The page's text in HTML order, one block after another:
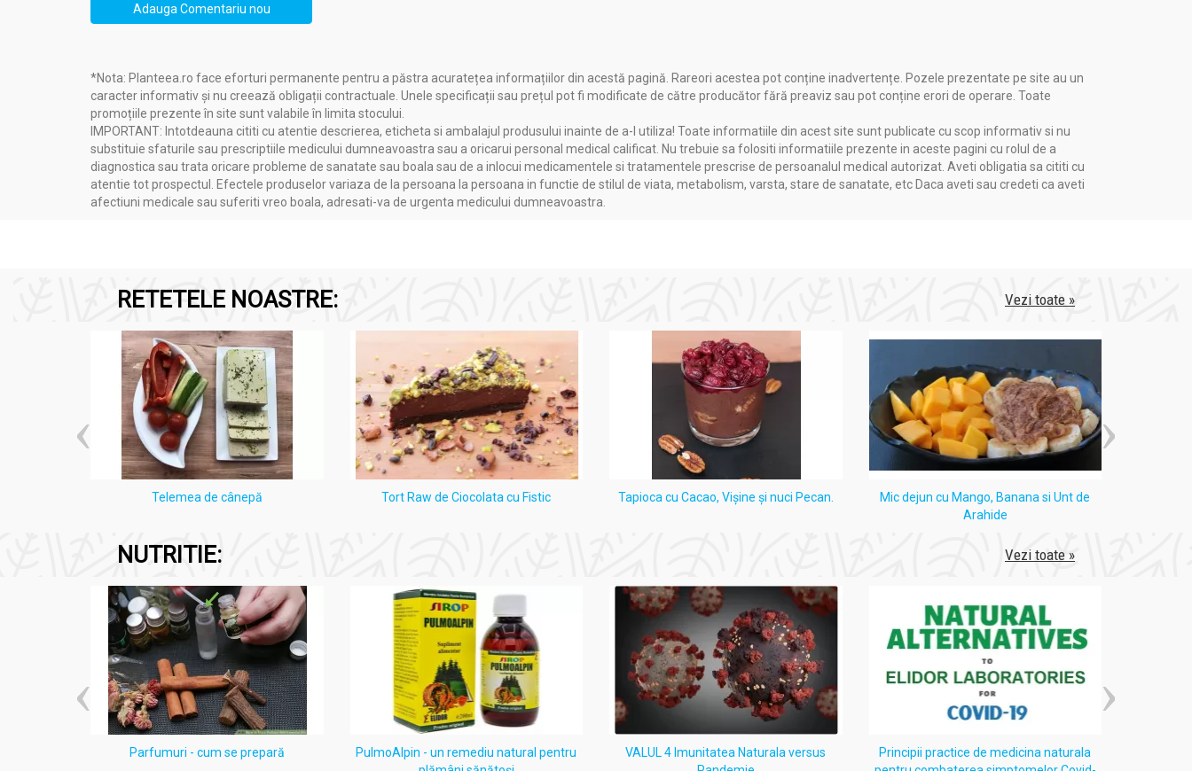
Adauga Comentariu nou
*Nota: Planteea.ro face eforturi permanente pentru a păstra acuratețea informațiilor din acestă pagină. Rareori acestea pot conține inadvertențe. Pozele prezentate pe site au un
caracter informativ și nu creează obligații contractuale. Unele specificații sau prețul pot fi modificate de către producător fără preaviz sau pot conține erori de operare. Toate
promoțiile prezente în site sunt valabile în limita stocului.
IMPORTANT: Intotdeauna cititi cu atentie descrierea, eticheta si ambalajul produsului inainte de a-l utiliza! Toate informatiile din acest site sunt publicate cu scop informativ si nu
substituie sfaturile sau prescriptiile medicului dumneavoastra sau a oricarui personal medical calificat. Nu trebuie sa folositi informatiile prezente in aceste pagini cu rolul de a
diagnostica sau trata oricare probleme de sanatate sau boala sau de a inlocui medicamentele si tratamentele prescrise de persoanalul medical autorizat. Aveti obligatia sa cititi cu
atentie tot prospectul. Efectele produselor variaza de la persoana la persoana in functie de stilul de viata, metabolism, varsta, stare de sanatate, etc Daca aveti sau credeti ca aveti
afectiuni medicale sau suferiti vreo boala, adresati-va de urgenta medicului dumneavoastra.
RETETELE NOASTRE: Vezi toate »
Telemea de cânepă Tort Raw de Ciocolata cu Fistic Tapioca cu Cacao, Vişine şi nuci Pecan.
Mic dejun cu Mango, Banana si Unt de
Arahide
NUTRITIE: Vezi toate »
Parfumuri - cum se prepară
PulmoAlpin - un remediu natural pentru
VALUL 4 Imunitatea Naturala versus
Principii practice de medicina naturala